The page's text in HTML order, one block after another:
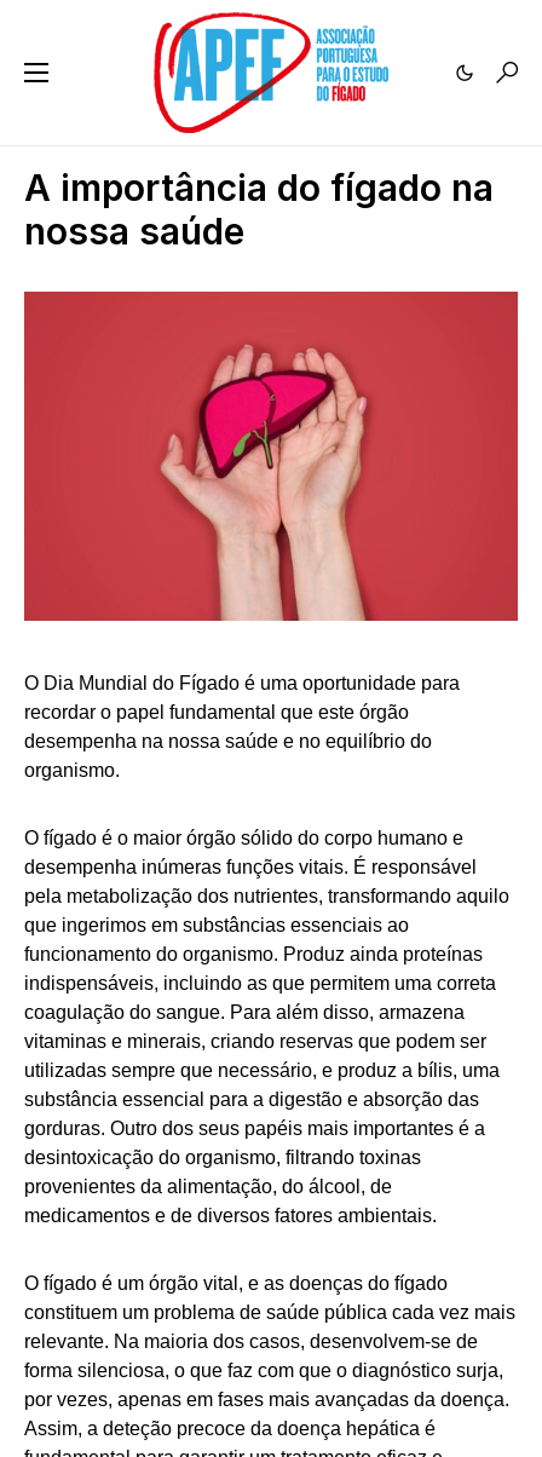
A importância do fígado na
nossa saúde
O Dia Mundial do Fígado é uma oportunidade para
recordar o papel fundamental que este órgão
desempenha na nossa saúde e no equilíbrio do
organismo.
O fígado é o maior órgão sólido do corpo humano e
desempenha inúmeras funções vitais. É responsável
pela metabolização dos nutrientes, transformando aquilo
que ingerimos em substâncias essenciais ao
funcionamento do organismo. Produz ainda proteínas
indispensáveis, incluindo as que permitem uma correta
coagulação do sangue. Para além disso, armazena
vitaminas e minerais, criando reservas que podem ser
utilizadas sempre que necessário, e produz a bílis, uma
substância essencial para a digestão e absorção das
gorduras. Outro dos seus papéis mais importantes é a
desintoxicação do organismo, filtrando toxinas
provenientes da alimentação, do álcool, de
medicamentos e de diversos fatores ambientais.
O fígado é um órgão vital, e as doenças do fígado
constituem um problema de saúde pública cada vez mais
relevante. Na maioria dos casos, desenvolvem‑se de
forma silenciosa, o que faz com que o diagnóstico surja,
por vezes, apenas em fases mais avançadas da doença.
Assim, a deteção precoce da doença hepática é